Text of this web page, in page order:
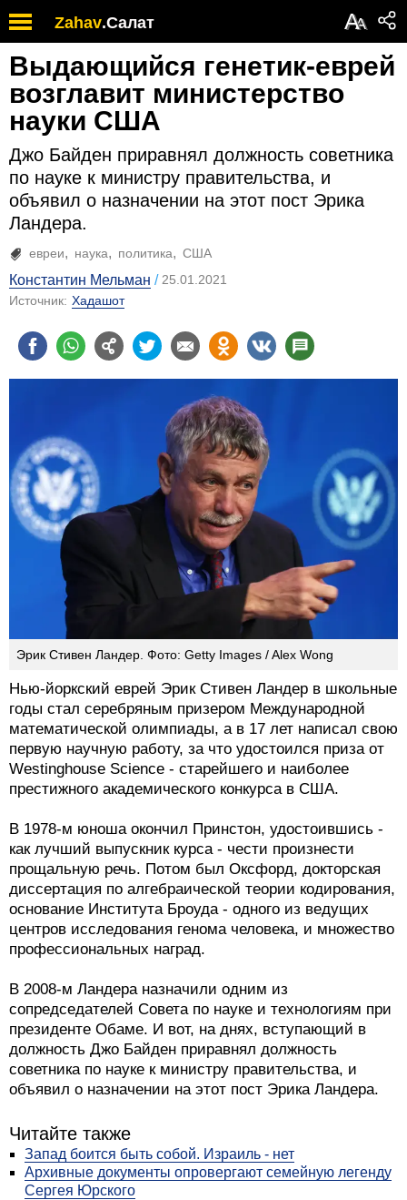
Zahav.Салат АА
Выдающийся генетик-еврей
возглавит министерство
науки США
Джо Байден приравнял должность советника
по науке к министру правительства, и
объявил о назначении на этот пост Эрика
Ландера.
евреи наука политика США
Константин Мельман
25.01.2021
Источник: Хадашот
Эрик Стивен Ландер. Фото: Getty Images / Alex Wong
Нью-йоркский еврей Эрик Стивен Ландер в школьные
годы стал серебряным призером Международной
математической олимпиады, а в 17 лет написал свою
первую научную работу, за что удостоился приза от
Westinghouse Science - старейшего и наиболее
престижного академического конкурса в США.
В 1978-м юноша окончил Принстон, удостоившись -
как лучший выпускник курса - чести произнести
прощальную речь. Потом был Оксфорд, докторская
диссертация по алгебраической теории кодирования,
основание Института Броуда - одного из ведущих
центров исследования генома человека, и множество
профессиональных наград.
В 2008-м Ландера назначили одним из
сопредседателей Совета по науке и технологиям при
президенте Обаме. И вот, на днях, вступающий в
должность Джо Байден приравнял должность
советника по науке к министру правительства, и
объявил о назначении на этот пост Эрика Ландера.
Читайте также
Запад боится быть собой. Израиль - нет
Архивные документы опровергают семейную легенду
Сергея Юрского